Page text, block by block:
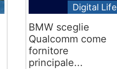
Digital Life
BMW sceglie
Qualcomm come
fornitore
principale...